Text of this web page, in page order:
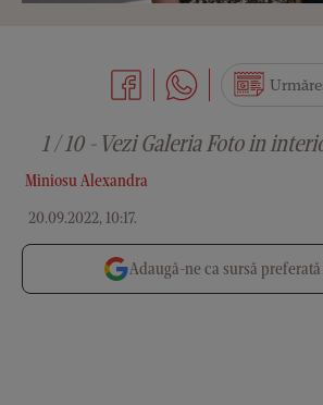
Miniosu Alexandra
20.09.2022, 10:17.
1 / 10 - Vezi Galeria Foto in
Adaugă-ne ca sursă